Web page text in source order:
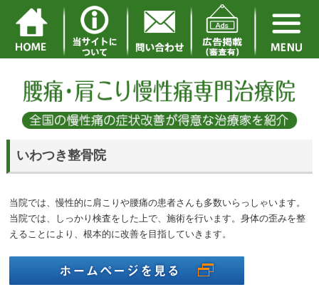
いわつき整骨院
当院では、慢性的に肩こりや腰痛の患者さんも多数いらっしゃいます。
当院では、しっかり検査をした上で、施術を行います。身体の歪みを整
えることにより、根本的に改善を目指していきます。